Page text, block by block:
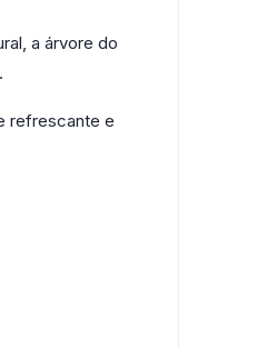
a árvore do
refrescante e